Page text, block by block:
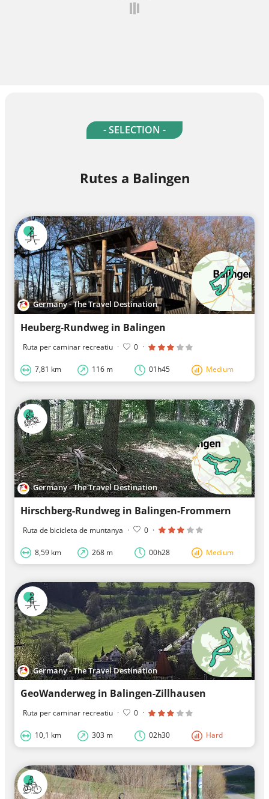
- SELECTION -
Rutes a Balingen
Germany - The Travel Destination
Heuberg-Rundweg in Balingen
Ruta per caminar recreatiu · 0 ·
7,81 km 116 m 01h45 Medium
Germany - The Travel Destination
Hirschberg-Rundweg in Balingen-Frommern
Ruta de bicicleta de muntanya · 0 ·
8,59 km 268 m 00h28 Medium
Germany - The Travel Destination
GeoWanderweg in Balingen-Zillhausen
Ruta per caminar recreatiu · 0 ·
10,1 km 303 m 02h30 Hard